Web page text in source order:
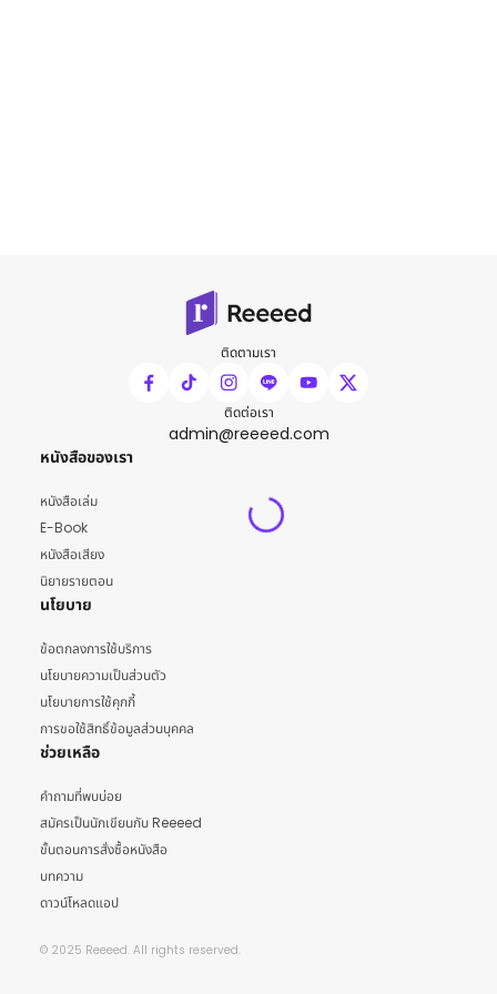
ติดตามเรา
ติดต่อเรา
admin@reeeed.com
หนังสือของเรา
หนังสือเล่ม
E-Book
หนังสือเสียง
นิยายรายตอน
นโยบาย
ข้อตกลงการใช้บริการ
นโยบายความเป็นส่วนตัว
นโยบายการใช้คุกกี้
การขอใช้สิทธิ์ข้อมูลส่วนบุคคล
ช่วยเหลือ
คำถามที่พบบ่อย
สมัครเป็นนักเขียนกับ Reeeed
ขั้นตอนการสั่งซื้อหนังสือ
บทความ
ดาวน์โหลดแอป
© 2025 Reeeed. All rights reserved.